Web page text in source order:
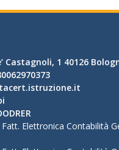
Castagnoli, 1 40126
Elettronica Contabilità